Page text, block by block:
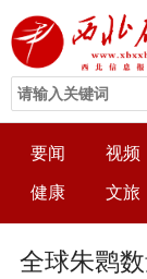
要闻 视频
健康 文旅
全球朱鹮